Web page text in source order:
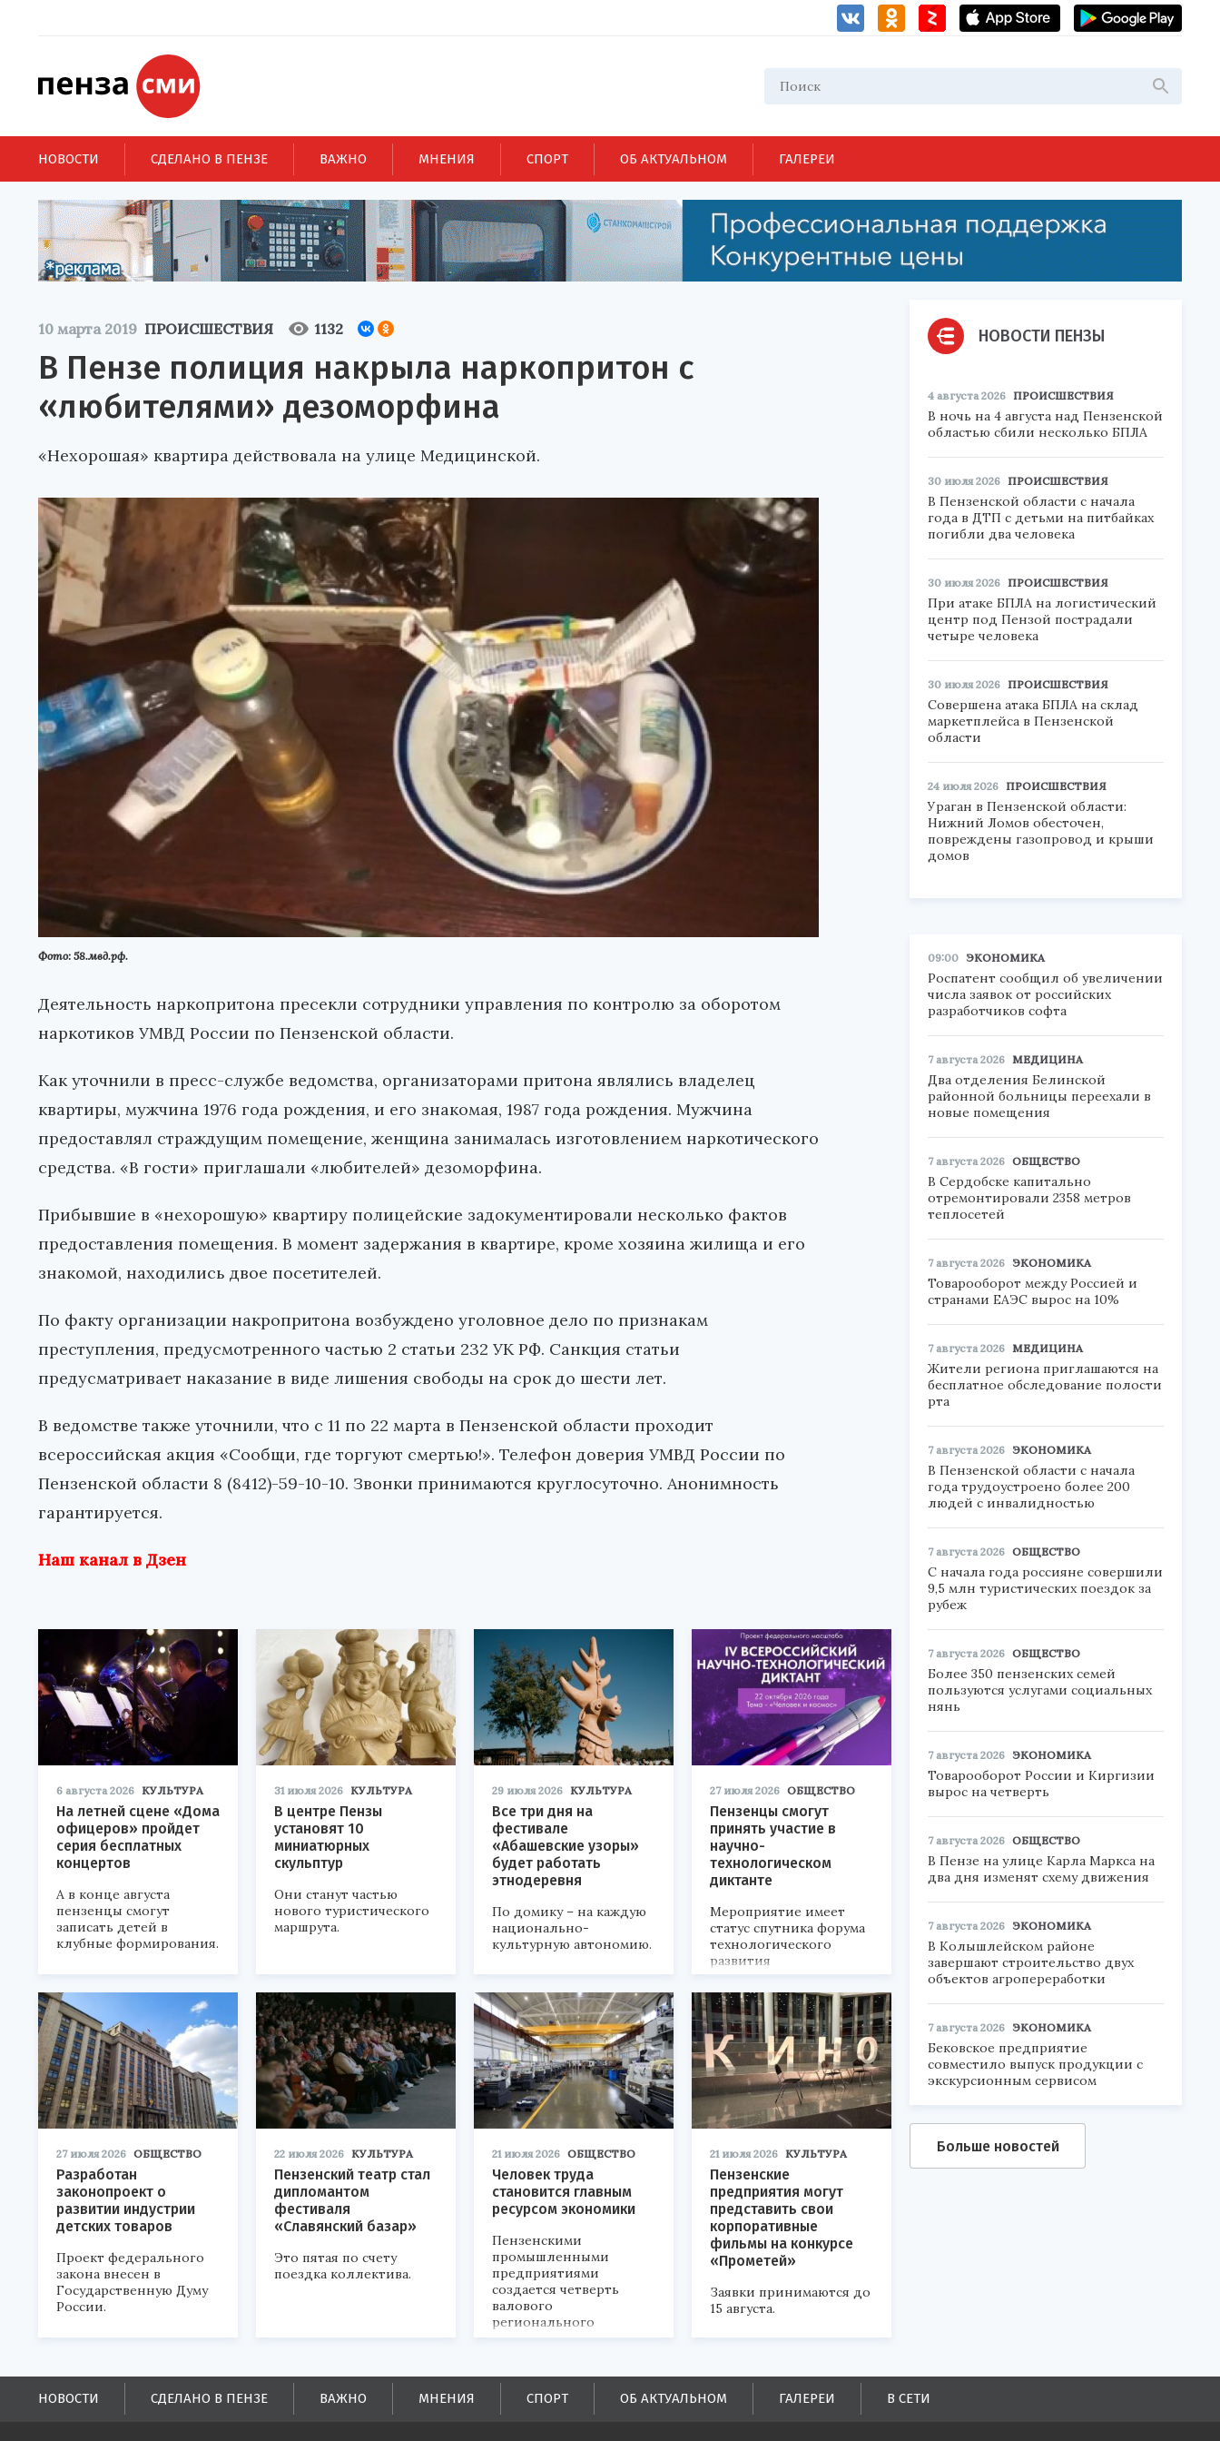
НОВОСТИ СДЕЛАНО В ПЕНЗЕ ВАЖНО МНЕНИЯ СПОРТ ОБ АКТУАЛЬНОМ ГАЛЕРЕИ
10 марта 2019 ПРОИСШЕСТВИЯ 1132
В Пензе полиция накрыла наркопритон с
«любителями» дезоморфина
«Нехорошая» квартира действовала на улице Медицинской.
Фото: 58.мвд.рф.
Деятельность наркопритона пресекли сотрудники управления по контролю за оборотом
наркотиков УМВД России по Пензенской области.
Как уточнили в пресс-службе ведомства, организаторами притона являлись владелец
квартиры, мужчина 1976 года рождения, и его знакомая, 1987 года рождения. Мужчина
предоставлял страждущим помещение, женщина занималась изготовлением наркотического
средства. «В гости» приглашали «любителей» дезоморфина.
Прибывшие в «нехорошую» квартиру полицейские задокументировали несколько фактов
предоставления помещения. В момент задержания в квартире, кроме хозяина жилища и его
знакомой, находились двое посетителей.
По факту организации накропритона возбуждено уголовное дело по признакам
преступления, предусмотренного частью 2 статьи 232 УК РФ. Санкция статьи
предусматривает наказание в виде лишения свободы на срок до шести лет.
В ведомстве также уточнили, что с 11 по 22 марта в Пензенской области проходит
всероссийская акция «Сообщи, где торгуют смертью!». Телефон доверия УМВД России по
Пензенской области 8 (8412)-59-10-10. Звонки принимаются круглосуточно. Анонимность
гарантируется.
Наш канал в Дзен
6 августа 2026 КУЛЬТУРА
На летней сцене «Дома
офицеров» пройдет
серия бесплатных
концертов
А в конце августа
пензенцы смогут
записать детей в
клубные формирования.
31 июля 2026 КУЛЬТУРА
В центре Пензы
установят 10
миниатюрных
скульптур
Они станут частью
нового туристического
маршрута.
29 июля 2026 КУЛЬТУРА
Все три дня на
фестивале
«Абашевские узоры»
будет работать
этнодеревня
По домику – на каждую
национально-
культурную автономию.
27 июля 2026 ОБЩЕСТВО
Пензенцы смогут
принять участие в
научно-
технологическом
диктанте
Мероприятие имеет
статус спутника форума
технологического
развития
«Технопром-2026».
27 июля 2026 ОБЩЕСТВО
Разработан
законопроект о
развитии индустрии
детских товаров
Проект федерального
закона внесен в
Государственную Думу
России.
22 июля 2026 КУЛЬТУРА
Пензенский театр стал
дипломантом
фестиваля
«Славянский базар»
Это пятая по счету
поездка коллектива.
21 июля 2026 ОБЩЕСТВО
Человек труда
становится главным
ресурсом экономики
Пензенскими
промышленными
предприятиями
создается четверть
валового
регионального
продукта и
поступлений в
бюджеты всех уровней.
21 июля 2026 КУЛЬТУРА
Пензенские
предприятия могут
представить свои
корпоративные
фильмы на конкурсе
«Прометей»
Заявки принимаются до
15 августа.
НОВОСТИ ПЕНЗЫ
4 августа 2026 ПРОИСШЕСТВИЯ
В ночь на 4 августа над Пензенской
областью сбили несколько БПЛА
30 июля 2026 ПРОИСШЕСТВИЯ
В Пензенской области с начала
года в ДТП с детьми на питбайках
погибли два человека
30 июля 2026 ПРОИСШЕСТВИЯ
При атаке БПЛА на логистический
центр под Пензой пострадали
четыре человека
30 июля 2026 ПРОИСШЕСТВИЯ
Совершена атака БПЛА на склад
маркетплейса в Пензенской
области
24 июля 2026 ПРОИСШЕСТВИЯ
Ураган в Пензенской области:
Нижний Ломов обесточен,
повреждены газопровод и крыши
домов
09:00 ЭКОНОМИКА
Роспатент сообщил об увеличении
числа заявок от российских
разработчиков софта
7 августа 2026 МЕДИЦИНА
Два отделения Белинской
районной больницы переехали в
новые помещения
7 августа 2026 ОБЩЕСТВО
В Сердобске капитально
отремонтировали 2358 метров
теплосетей
7 августа 2026 ЭКОНОМИКА
Товарооборот между Россией и
странами ЕАЭС вырос на 10%
7 августа 2026 МЕДИЦИНА
Жители региона приглашаются на
бесплатное обследование полости
рта
7 августа 2026 ЭКОНОМИКА
В Пензенской области с начала
года трудоустроено более 200
людей с инвалидностью
7 августа 2026 ОБЩЕСТВО
С начала года россияне совершили
9,5 млн туристических поездок за
рубеж
7 августа 2026 ОБЩЕСТВО
Более 350 пензенских семей
пользуются услугами социальных
нянь
7 августа 2026 ЭКОНОМИКА
Товарооборот России и Киргизии
вырос на четверть
7 августа 2026 ОБЩЕСТВО
В Пензе на улице Карла Маркса на
два дня изменят схему движения
7 августа 2026 ЭКОНОМИКА
В Колышлейском районе
завершают строительство двух
объектов агропереработки
7 августа 2026 ЭКОНОМИКА
Бековское предприятие
совместило выпуск продукции с
экскурсионным сервисом
Больше новостей
НОВОСТИ СДЕЛАНО В ПЕНЗЕ ВАЖНО МНЕНИЯ СПОРТ ОБ АКТУАЛЬНОМ ГАЛЕРЕИ В СЕТИ